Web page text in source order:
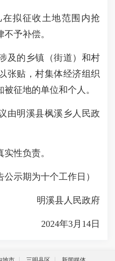
拟征收土地范围内抢
予补偿。
的乡镇（街道）和村
张贴，村集体经济组织
征地的单位和个人。
明溪县枫溪乡人民政
性负责。
示期为十个工作日）
明溪县人民政府
2024年3月14日